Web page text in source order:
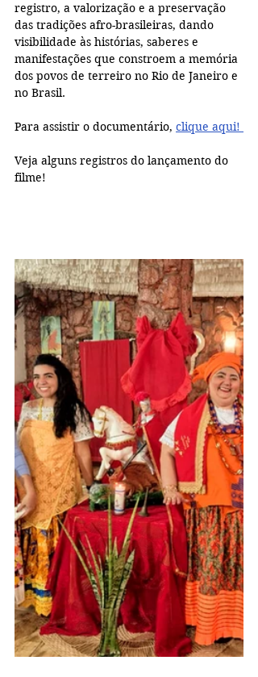
registro, a valorização e a preservação
das tradições afro-brasileiras, dando
visibilidade às histórias, saberes e
manifestações que constroem a memória
dos povos de terreiro no Rio de Janeiro e
no Brasil.
Para assistir o documentário, clique aqui!
Veja alguns registros do lançamento do
filme!